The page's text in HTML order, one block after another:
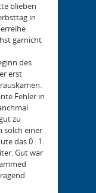
blieben
in
garnicht
des
erst
Fehler in
zu
solch einer
das 0 : 1.
Gut war